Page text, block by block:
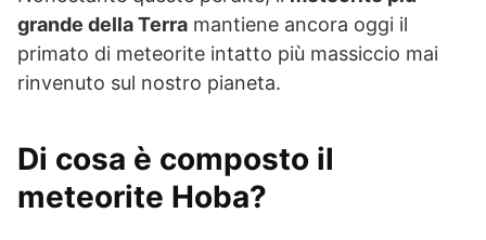
grande della Terra mantiene ancora oggi il
primato di meteorite intatto più massiccio mai
rinvenuto sul nostro pianeta.
Di cosa è composto il
meteorite Hoba?